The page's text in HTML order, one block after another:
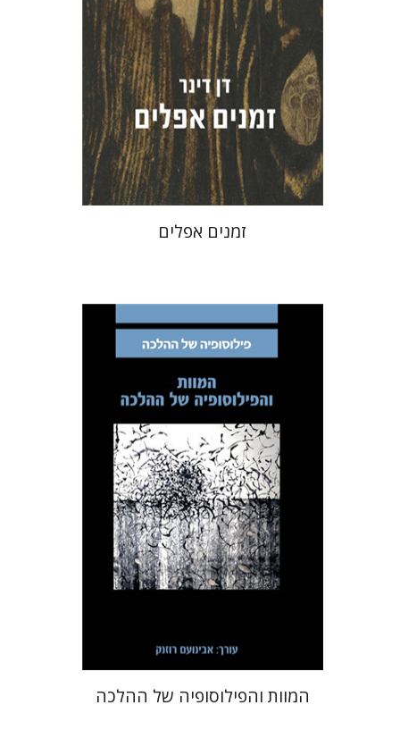
הנחת אתר ספר מודפס
$35
$32
זמנים אפלים
הנחת אתר ספר מודפס
המוות והפילוסופיה של ההלכה